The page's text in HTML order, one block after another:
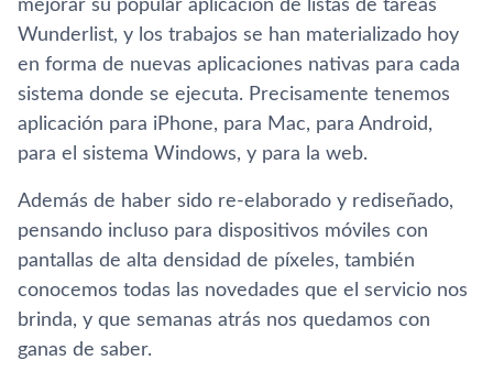
mejorar su popular aplicación de listas de tareas
Wunderlist, y los trabajos se han materializado hoy
en forma de nuevas aplicaciones nativas para cada
sistema donde se ejecuta. Precisamente tenemos
aplicación para iPhone, para Mac, para Android,
para el sistema Windows, y para la web.
Además de haber sido re-elaborado y rediseñado,
pensando incluso para dispositivos móviles con
pantallas de alta densidad de pí­xeles, también
conocemos todas las novedades que el servicio nos
brinda, y que semanas atrás nos quedamos con
ganas de saber.